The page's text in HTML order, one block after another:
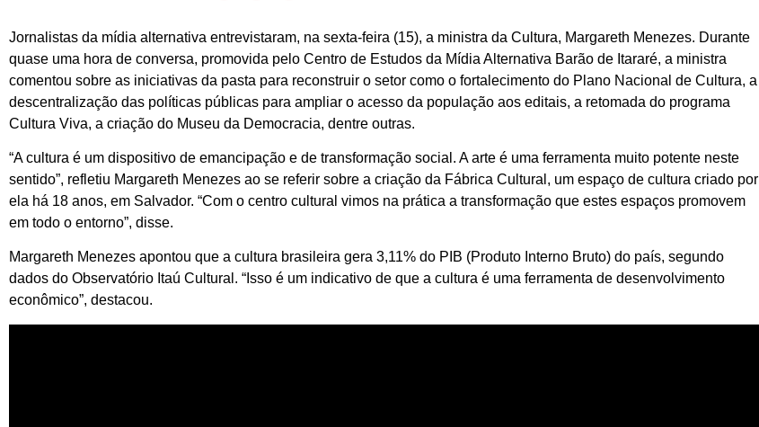
Jornalistas da mídia alternativa entrevistaram, na sexta-feira (15), a ministra da Cultura, Margareth Menezes. Durante
quase uma hora de conversa, promovida pelo Centro de Estudos da Mídia Alternativa Barão de Itararé, a ministra
comentou sobre as iniciativas da pasta para reconstruir o setor como o fortalecimento do Plano Nacional de Cultura, a
descentralização das políticas públicas para ampliar o acesso da população aos editais, a retomada do programa
Cultura Viva, a criação do Museu da Democracia, dentre outras.
“A cultura é um dispositivo de emancipação e de transformação social. A arte é uma ferramenta muito potente neste
sentido”, refletiu Margareth Menezes ao se referir sobre a criação da Fábrica Cultural, um espaço de cultura criado por
ela há 18 anos, em Salvador. “Com o centro cultural vimos na prática a transformação que estes espaços promovem
em todo o entorno”, disse.
Margareth Menezes apontou que a cultura brasileira gera 3,11% do PIB (Produto Interno Bruto) do país, segundo
dados do Observatório Itaú Cultural. “Isso é um indicativo de que a cultura é uma ferramenta de desenvolvimento
econômico”, destacou.